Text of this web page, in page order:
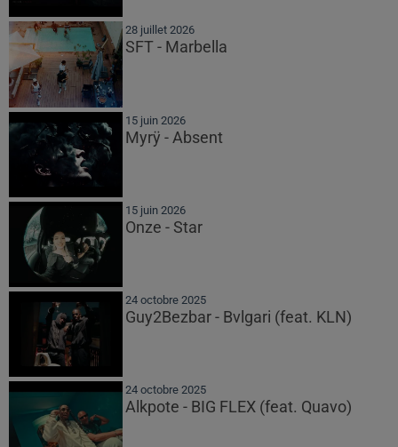
28 juillet 2026
SFT - Marbella
15 juin 2026
Myrÿ - Absent
15 juin 2026
Onze - Star
24 octobre 2025
Guy2Bezbar - Bvlgari (feat. KLN)
24 octobre 2025
Alkpote - BIG FLEX (feat. Quavo)